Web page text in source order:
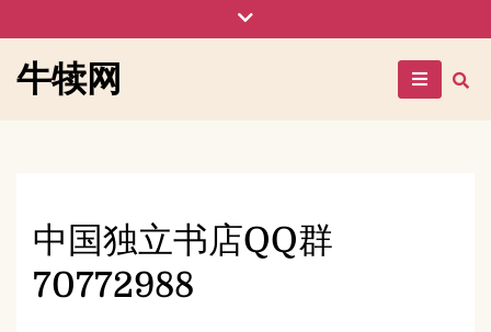
to
content
牛犊网
中国独立书店QQ群
70772988